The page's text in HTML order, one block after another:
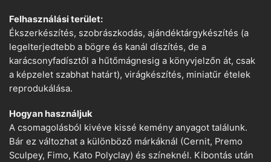
Felhasználási terület:
Ékszerkészítés, szobrászkodás, ajándéktárgykészítés (a
legelterjedtebb a bögre és kanál díszítés, de a
karácsonyfadísztől a hűtőmágnesig a könyvjelzőn át, csak
a képzelet szabhat határt), virágkészítés, miniatűr ételek
reprodukálása.
Hogyan használjuk
A csomagolásból kivéve kissé kemény anyagot találunk.
Bár ez változhat a különböző márkáknál (Cernit, Premo
Sculpey, Fimo, Kato Polyclay) és színeknél. Kibontás után